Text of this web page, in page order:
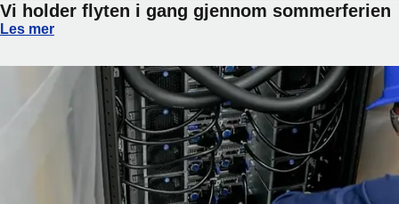
Vi holder flyten i gang gjennom sommerferien
Vi holder flyten i gang gjennom sommerferien
Les mer